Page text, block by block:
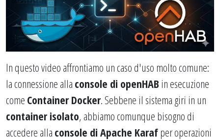
In questo video affrontiamo un caso d'uso molto comune:
la connessione alla console di openHAB in esecuzione
come Container Docker. Sebbene il sistema giri in un
container isolato, abbiamo comunque bisogno di
accedere alla console di Apache Karafper operazioni